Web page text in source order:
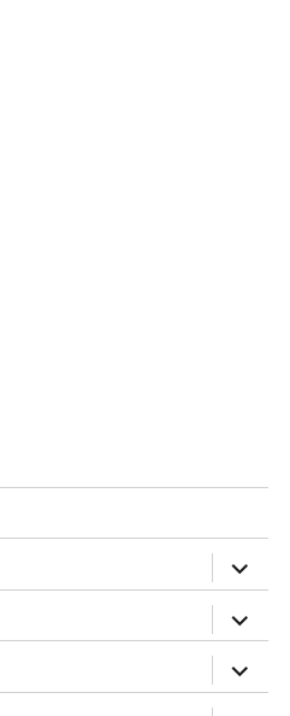
ouvrir
sous-
menu
ouvrir
sous-
menu
ouvrir
le
sous-